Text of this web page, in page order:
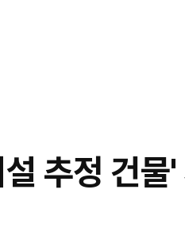
추정 건물